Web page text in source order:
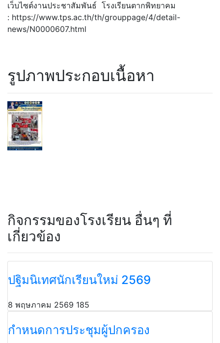
เว็บไซต์งานประชาสัมพันธ์ โรงเรียนตากพิทยาคม
: https://www.tps.ac.th/th/grouppage/4/detail-
news/N0000607.html
รูปภาพประกอบเนื้อหา
กิจกรรมของโรงเรียน อื่นๆ ที่
เกี่ยวข้อง
ปฐิมนิเทศนักเรียนใหม่ 2569
8 พฤษภาคม 2569 185
กำหนดการประชุมผู้ปกครอง